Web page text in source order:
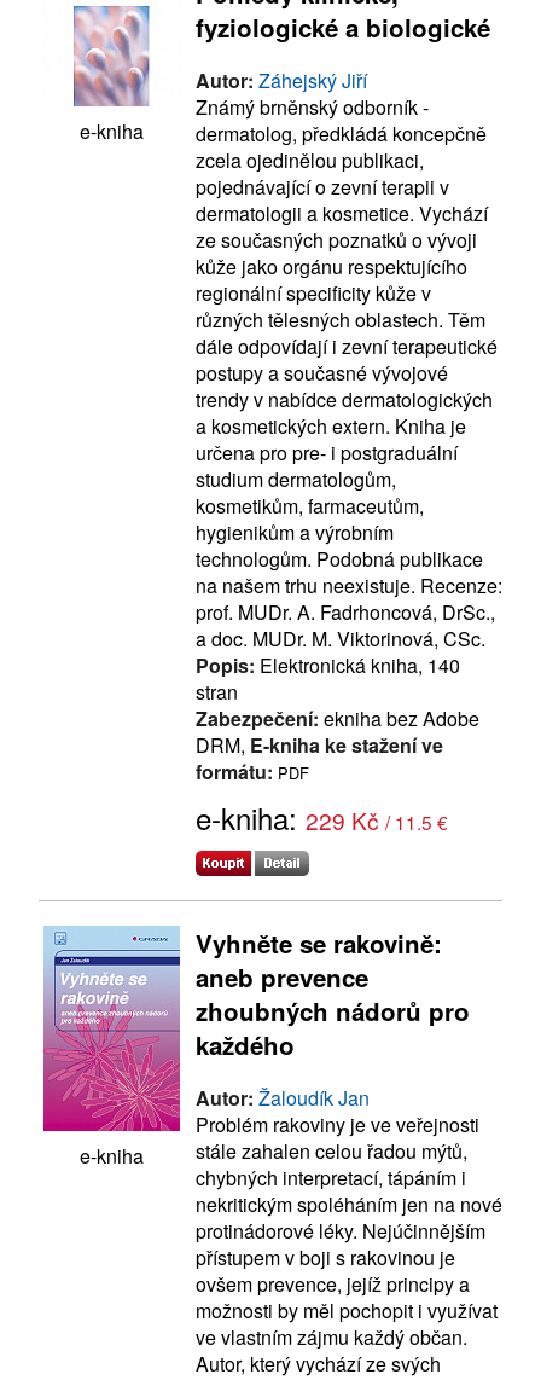
e-kniha
fyziologické a biologické
Autor: Záhejský Jiří
Známý brněnský odborník -
dermatolog, předkládá koncepčně
zcela ojedinělou publikaci,
pojednávající o zevní terapii v
dermatologii a kosmetice. Vychází
ze současných poznatků o vývoji
kůže jako orgánu respektujícího
regionální specificity kůže v
různých tělesných oblastech. Těm
dále odpovídají i zevní terapeutické
postupy a současné vývojové
trendy v nabídce dermatologických
a kosmetických extern. Kniha je
určena pro pre- i postgraduální
studium dermatologům,
kosmetikům, farmaceutům,
hygienikům a výrobním
technologům. Podobná publikace
na našem trhu neexistuje. Recenze:
prof. MUDr. A. Fadrhoncová, DrSc.,
a doc. MUDr. M. Viktorinová, CSc.
Popis: Elektronická kniha, 140
stran
Zabezpečení: ekniha bez Adobe
DRM, E-kniha ke stažení ve
formátu: PDF
e-kniha: 229 Kč / 11.5 €
e-kniha
Vyhněte se rakovině:
aneb prevence
zhoubných nádorů pro
každého
Autor: Žaloudík Jan
Problém rakoviny je ve veřejnosti
stále zahalen celou řadou mýtů,
chybných interpretací, tápáním i
nekritickým spoléháním jen na nové
protinádorové léky. Nejúčinnějším
přístupem v boji s rakovinou je
ovšem prevence, jejíž principy a
možnosti by měl pochopit i využívat
ve vlastním zájmu každý občan.
Autor, který vychází ze svých